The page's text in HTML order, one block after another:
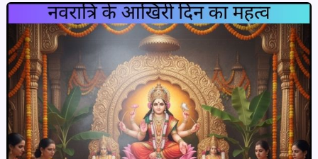
Location
|
पूरा
गाइड
ऐसा
कि
आपको
दूसरी